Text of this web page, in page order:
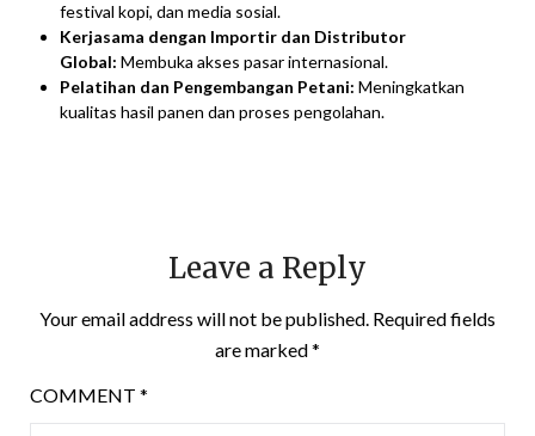
festival kopi, dan media sosial.
Kerjasama dengan Importir dan Distributor
Global: Membuka akses pasar internasional.
Pelatihan dan Pengembangan Petani: Meningkatkan
kualitas hasil panen dan proses pengolahan.
Leave a Reply
Your email address will not be published. Required fields
are marked*
COMMENT *